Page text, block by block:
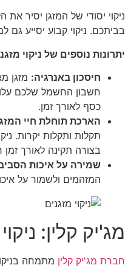
ניקוי יסודי של המזגן יסיר
בביתכם. ניקוי קבוע יסייע גם
יתרונות נוספים של ניקוי
חיסכון באנרגיה: מזגן
חשבון החשמל שלכם עלול
כסף לאורך זמן.
הארכת תוחלת חיי
תקלות ותקלות יקרות.
בצורה תקינה לאורך זמן
שמירה על איכות
המזהמים ולשמור על
מג'יק קלין:
חברת מג'יק קלין מתמחה